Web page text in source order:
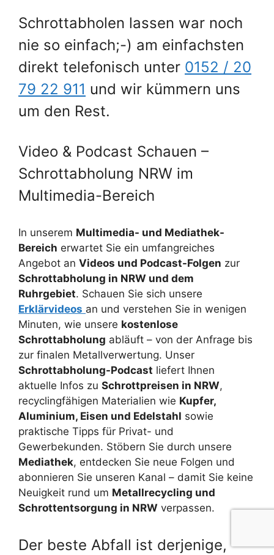
Schrottabholen lassen war noch
nie so einfach;-) am einfachsten
direkt telefonisch unter 0152 / 20
79 22 911 und wir kümmern uns
um den Rest.
Video & Podcast Schauen –
Schrottabholung NRW im
Multimedia-Bereich
In unserem Multimedia- und Mediathek-
Bereich erwartet Sie ein umfangreiches
Angebot an Videos und Podcast-Folgen zur
Schrottabholung in NRW und dem
Ruhrgebiet. Schauen Sie sich unsere
Erklärvideos an und verstehen Sie in wenigen
Minuten, wie unsere kostenlose
Schrottabholung abläuft – von der Anfrage bis
zur finalen Metallverwertung. Unser
Schrottabholung-Podcast liefert Ihnen
aktuelle Infos zu Schrottpreisen in NRW,
recyclingfähigen Materialien wie Kupfer,
Aluminium, Eisen und Edelstahl sowie
praktische Tipps für Privat- und
Gewerbekunden. Stöbern Sie durch unsere
Mediathek, entdecken Sie neue Folgen und
abonnieren Sie unseren Kanal – damit Sie keine
Neuigkeit rund um Metallrecycling und
Schrottentsorgung in NRW verpassen.
Der beste Abfall ist derjenige,